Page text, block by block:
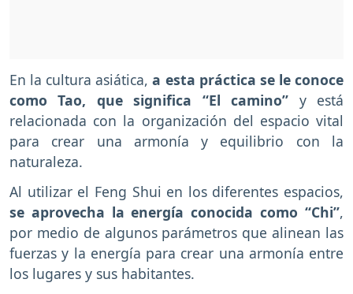
En la cultura asiática,a esta práctica se le conoce
como Tao, que significa “El camino” y está
relacionada con la organización del espacio vital
para crear una armonía y equilibrio con la
naturaleza.
Al utilizar el Feng Shui en los diferentes espacios,
se aprovecha la energía conocida como “Chi”,
por medio de algunos parámetros que alinean las
fuerzas y la energía para crear una armonía entre
los lugares y sus habitantes.